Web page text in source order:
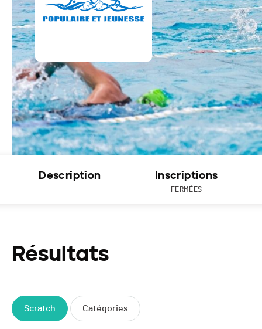
Description Inscriptions
FERMÉES
Résultats
Scratch Catégories